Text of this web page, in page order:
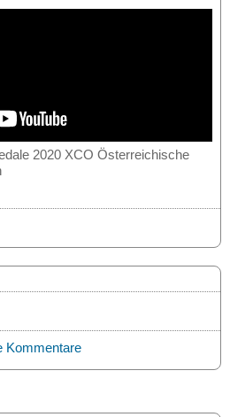
2020 XCO Österreichische
Kommentare